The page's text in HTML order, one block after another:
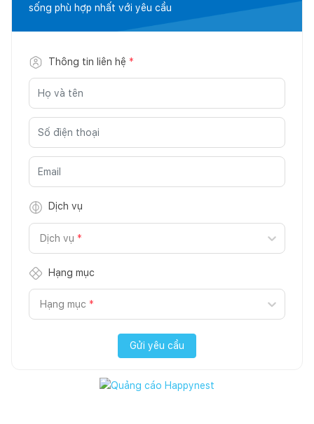
sống phù hợp nhất với yêu cầu
Thông tin liên hệ *
Dịch vụ
Dịch vụ *
Hạng mục
Hạng mục *
Gửi yêu cầu